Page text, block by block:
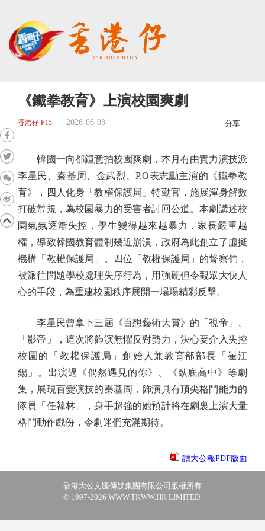
《鐵拳教育》上演校園爽劇
香港仔 P15 2026-06-03 分享
韓國一向都鍾意拍校園爽劇，本月有由實力演技派
李星民、秦基周、金武烈、P.O表志勳主演的《鐵拳教
育》，四人化身「教權保護局」特勤官，施展渾身解數
打破常規，為校園暴力的受害者討回公道。本劇講述校
園氣氛逐漸失控，學生變得越來越暴力，家長嚴重越
權，導致韓國教育體制幾近崩潰，政府為此創立了虛擬
機構「教權保護局」。四位「教權保護局」的督察們，
被派往問題學校處理失序行為，用強硬但令觀眾大快人
心的手段，為重建校園秩序展開一場場精彩反擊。
李星民曾拿下三屆《百想藝術大賞》的「視帝」、
「影帝」，這次將飾演無懼反對勢力，決心要介入失控
校園的「教權保護局」創始人兼教育部部長「崔江
錫」。出演過《偶然遇見的你》、《臥底高中》等劇
集，展現百變演技的秦基周，飾演具有頂尖格鬥能力的
隊員「任韓林」，身手超強的她預計將在劇裏上演大量
格鬥動作戲份，令劇迷們充滿期待。
讀大公報PDF版面
香港大公文匯傳媒集團有限公司版權所有
© 1997-2026 WWW.TKWW.HK LIMITED.